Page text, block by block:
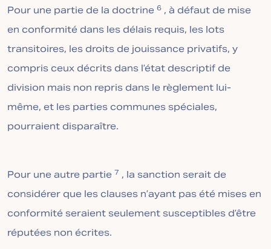
Pour une partie de la doctrine6 , à défaut de mise
en conformité dans les délais requis, les lots
transitoires, les droits de jouissance privatifs, y
compris ceux décrits dans l’état descriptif de
division mais non repris dans le règlement lui-
même, et les parties communes spéciales,
pourraient disparaître.
Pour une autre partie7 , la sanction serait de
considérer que les clauses n’ayant pas été mises en
conformité seraient seulement susceptibles d’être
réputées non écrites.